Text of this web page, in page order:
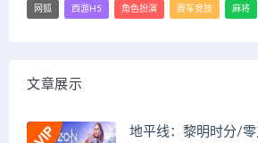
网狐 西游H5 角色扮演 赛车竞技 麻将
文章展示
地平线：黎明时分/